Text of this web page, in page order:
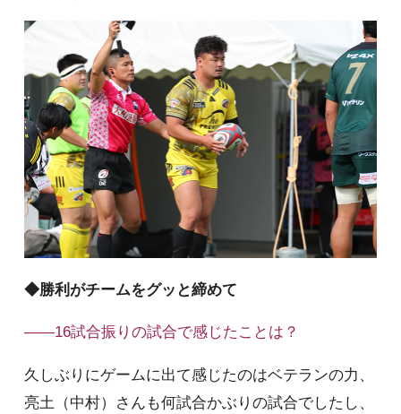
◆勝利がチームをグッと締めて
――16試合振りの試合で感じたことは？
久しぶりにゲームに出て感じたのはベテランの力、
亮土（中村）さんも何試合かぶりの試合でしたし、